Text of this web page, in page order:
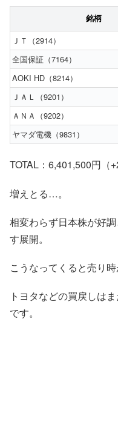
銘柄
ＪＴ（2914）
全国保証（7164）
AOKI HD（8214）
ＪＡＬ（9201）
ＡＮＡ（9202）
ヤマダ電機（9831）
TOTAL：6,401,500円（
増えとる…。
相変わらず日本株が好
す展開。
こうなってくると売り時
トヨタなどの買戻しは
です。